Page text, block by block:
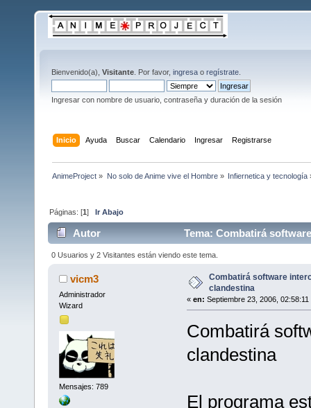
Bienvenido(a), Visitante . Por favor, ingresa o regístrate
Ingresar con nombre de usuario, contraseña y duración de la sesión
Inicio Ayuda Buscar Calendario Ingresar Registrarse
AnimeProject » No solo de Anime vive el Hombre» Infiernetica y tecnología
Páginas: [1]Ir Abajo
Autor Tema: Combatirá
0 Usuarios y 2 Visitantes están viendo este tema.
vicm3
Administrador
Wizard
Mensajes: 789
Combatirá software
clandestina
« en: Septiembre 23, 2006, 02:58:11
Combatirá
clandestina
El programa